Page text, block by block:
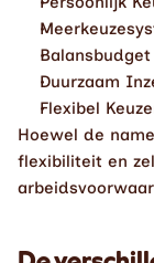
Balansbudget
Duurzaam
Flexibel
Hoewel de
flexibiliteit en